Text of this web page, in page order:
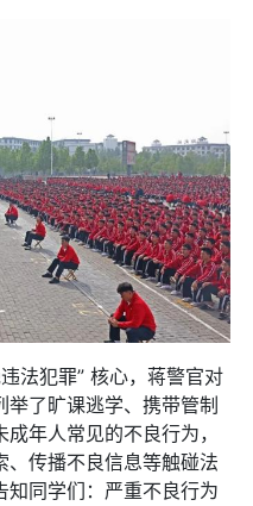
法犯罪” 核心，蒋警官对
了旷课逃学、携带管制
年人常见的不良行为，
、传播不良信息等触碰法
知同学们：严重不良行为